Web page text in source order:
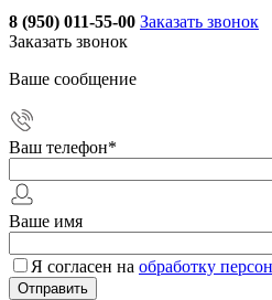
8 (950) 011-55-00 Заказать звонок
Заказать звонок
Ваше сообщение
Ваш телефон*
Ваше имя
Я согласен на обработку